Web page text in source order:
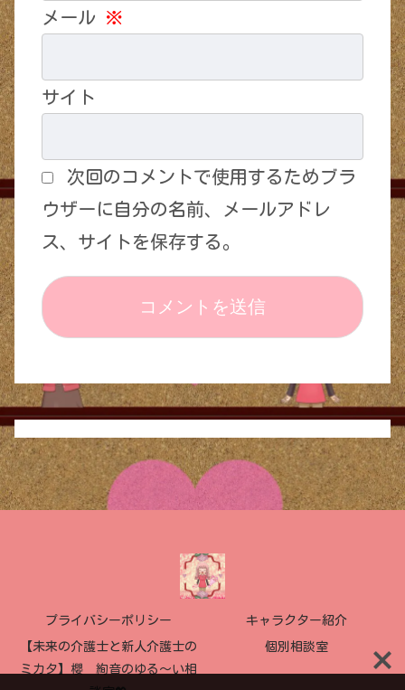
メール ※
サイト
次回のコメントで使用するためブラ
ウザーに自分の名前、メールアドレ
ス、サイトを保存する。
プライバシーポリシー キャラクター紹介
【未来の介護士と新人介護士の
ミカタ】櫻 絢音のゆる〜い相
個別相談室